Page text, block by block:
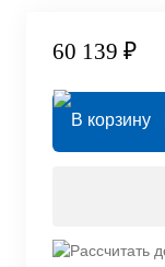
60 139 ₽